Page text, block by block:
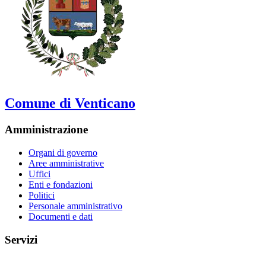
Comune di Venticano
Amministrazione
Organi di governo
Aree amministrative
Uffici
Enti e fondazioni
Politici
Personale amministrativo
Documenti e dati
Servizi